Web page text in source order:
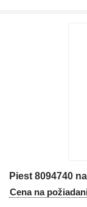
Piest 8094740
Cena na